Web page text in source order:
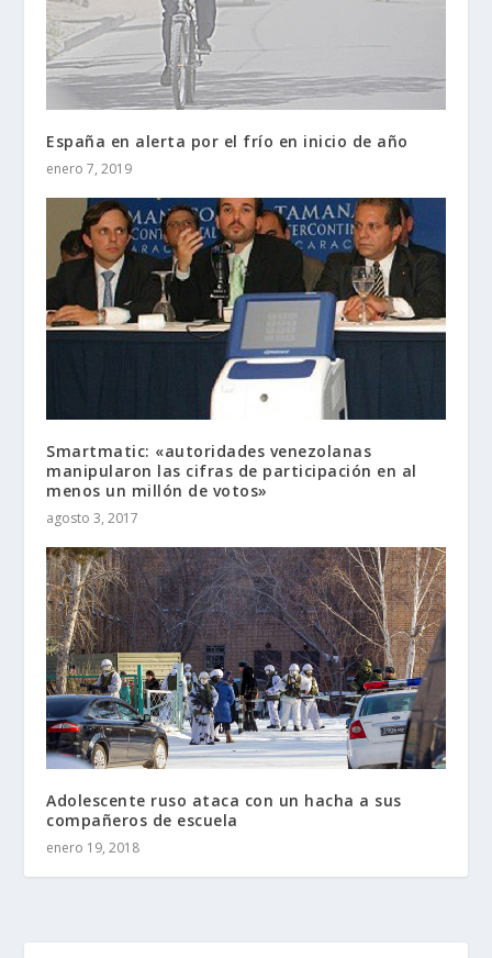
España en alerta por el frío en inicio de año
enero 7, 2019
Smartmatic: «autoridades venezolanas
manipularon las cifras de participación en al
menos un millón de votos»
agosto 3, 2017
Adolescente ruso ataca con un hacha a sus
compañeros de escuela
enero 19, 2018